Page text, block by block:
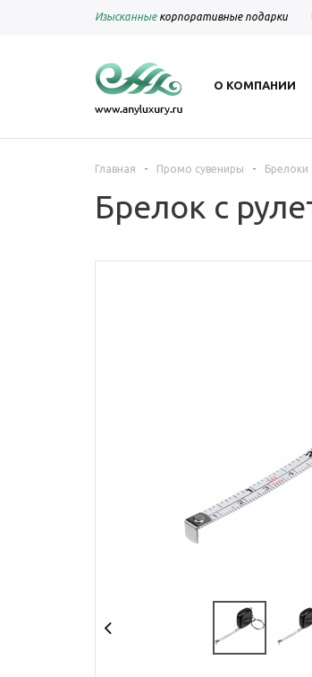
Изысканныекорпоративные подарки
О КОМПАНИИ
Главная - Промо сувениры - Брелоки
Брелок с